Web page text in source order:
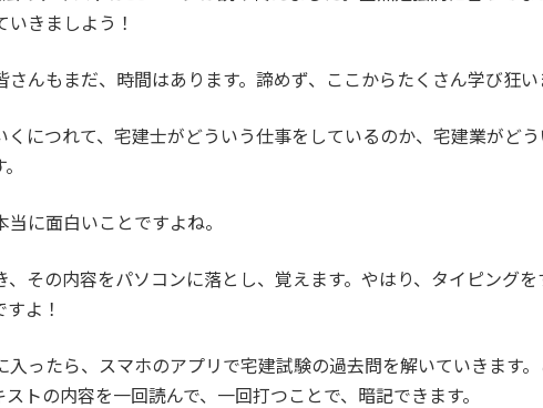
いきましよう！
さんもまだ、時間はあります。諦めず、ここからたくさん学び狂い
くにつれて、宅建士がどういう仕事をしているのか、宅建業がど
に面白いことですよね。
、その内容をパソコンに落とし、覚えます。やはり、タイピングを
よ！
入ったら、スマホのアプリで宅建試験の過去問を解いていきます
ストの内容を一回読んで、一回打つことで、暗記できます。